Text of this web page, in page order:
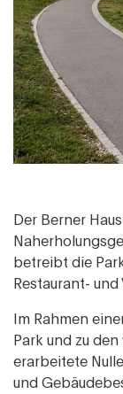
Der Berner
betreibt die
Restaurant-
Im Rahmen
Park und zu
erarbeitete
und